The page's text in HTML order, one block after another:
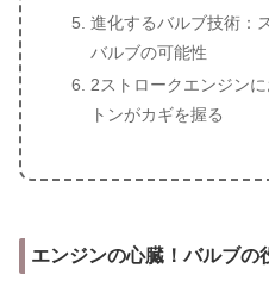
進化するバルブ技術：
バルブの可能性
2ストロークエンジン
トンがカギを握る
エンジンの心臓！バルブの